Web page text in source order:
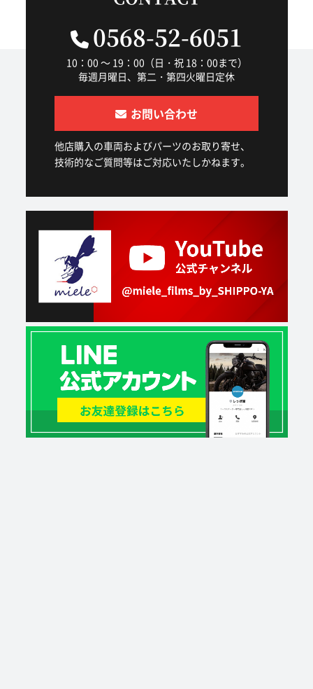
0568-52-6051
10：00 ～ 19：00（日・祝 18：00まで）
毎週月曜日、第二・第四火曜日定休
お問い合わせ
他店購入の車両およびパーツのお取り寄せ、
技術的なご質問等はご対応いたしかねます。